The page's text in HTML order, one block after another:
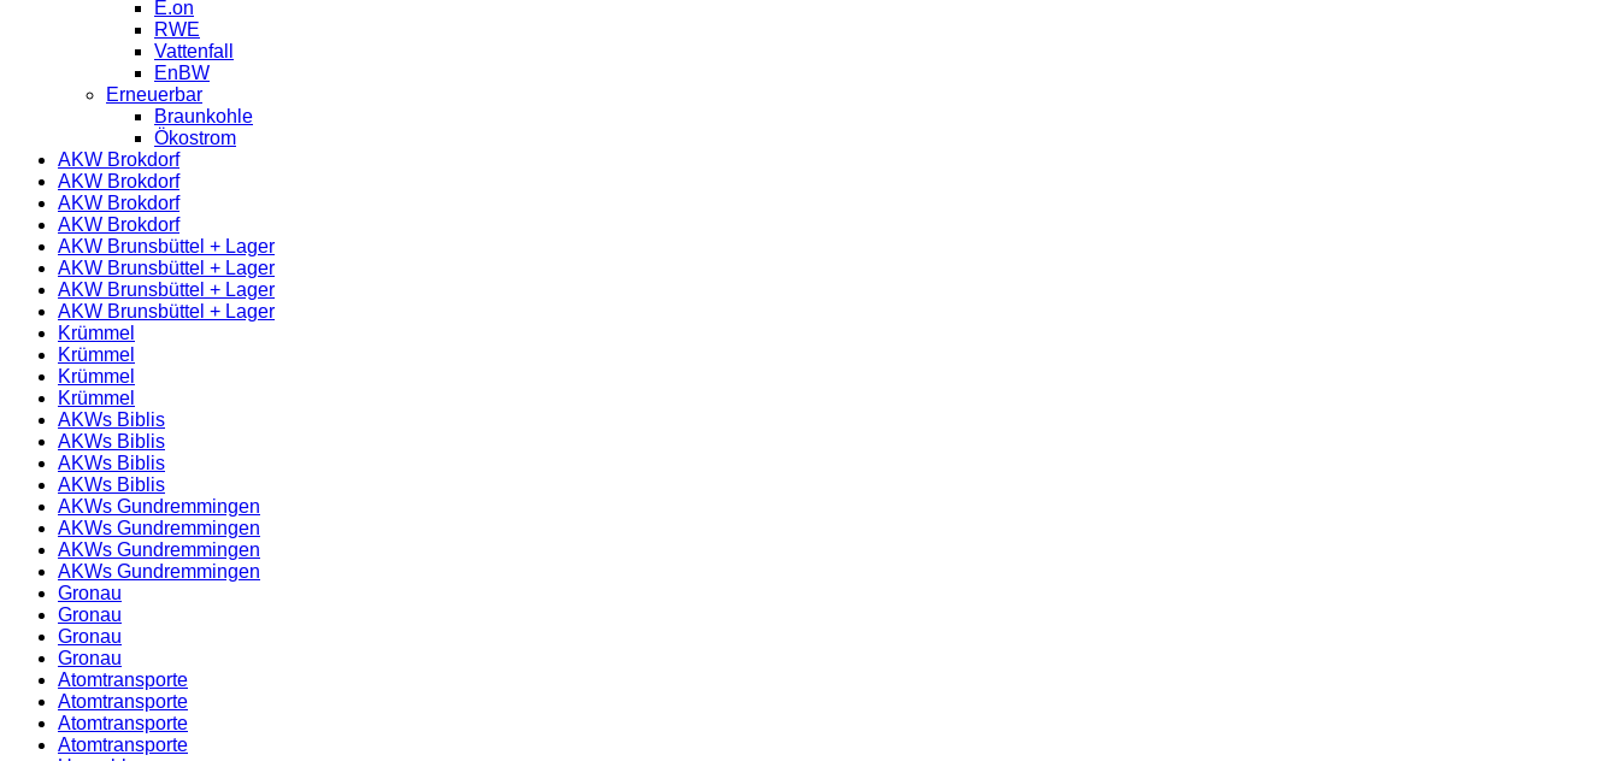
E.on
RWE
Vattenfall
EnBW
Erneuerbar
Braunkohle
Ökostrom
AKW Brokdorf
AKW Brokdorf
AKW Brokdorf
AKW Brokdorf
AKW Brunsbüttel + Lager
AKW Brunsbüttel + Lager
AKW Brunsbüttel + Lager
AKW Brunsbüttel + Lager
Krümmel
Krümmel
Krümmel
Krümmel
AKWs Biblis
AKWs Biblis
AKWs Biblis
AKWs Biblis
AKWs Gundremmingen
AKWs Gundremmingen
AKWs Gundremmingen
AKWs Gundremmingen
Gronau
Gronau
Gronau
Gronau
Atomtransporte
Atomtransporte
Atomtransporte
Atomtransporte